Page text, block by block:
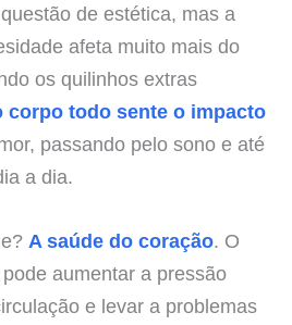
de estética, mas a
afeta muito mais do
os quilinhos extras
corpo todo sente o impacto
passando pelo sono e até
a dia.
A saúde do coração. O
aumentar a pressão
e levar a problemas